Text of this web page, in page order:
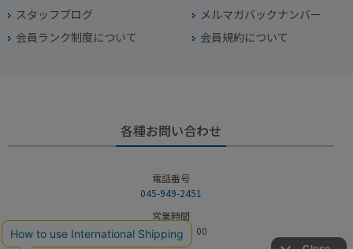
スタッフブログ
メルマガバックナンバー
会員ランク制度について
会員規約について
各種お問い合わせ
電話番号
045-949-2451
営業時間
10：00～19：00